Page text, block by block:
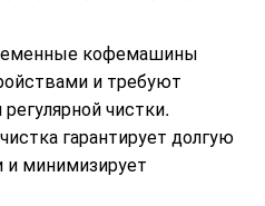
кофемашины
и требуют
чистки.
гарантирует долгую
минимизирует